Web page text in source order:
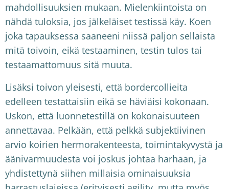
mahdollisuuksien mukaan. Mielenkiintoista on
nähdä tuloksia, jos jälkeläiset testissä käy. Koen
joka tapauksessa saaneeni niissä paljon sellaista
mitä toivoin, eikä testaaminen, testin tulos tai
testaamattomuus sitä muuta.
Lisäksi toivon yleisesti, että bordercollieita
edelleen testattaisiin eikä se häviäisi kokonaan.
Uskon, että luonnetestillä on kokonaisuuteen
annettavaa. Pelkään, että pelkkä subjektiivinen
arvio koirien hermorakenteesta, toimintakyvystä ja
äänivarmuudesta voi joskus johtaa harhaan, ja
yhdistettynä siihen millaisia ominaisuuksia